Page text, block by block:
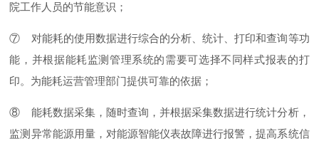
院工作人员的节能意识；
⑦ 对能耗的使用数据进行综合的分析、统计、打印和查询等功
能，并根据能耗监测管理系统的需要可选择不同样式报表的打
印。为能耗运营管理部门提供可靠的依据；
⑧ 能耗数据采集，随时查询，并根据采集数据进行统计分析，
监测异常能源用量，对能源智能仪表故障进行报警，提高系统信